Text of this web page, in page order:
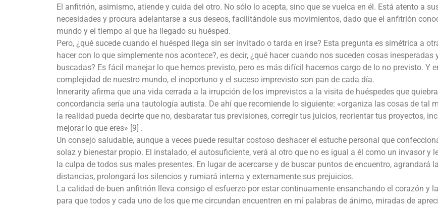
El anfitrión, asimismo, atiende y cuida del otro. No sólo lo acepta, sino que se vuelca en él. Está atento a
necesidades y procura adelantarse a sus deseos, facilitándole sus movimientos, dado que el anfitrión
mundo y el tiempo al que ha llegado su huésped.
Pero, ¿qué sucede cuando el huésped llega sin ser invitado o tarda en irse? Esta pregunta es simétrica a
hacer con lo que simplemente nos acontece?, es decir, ¿qué hacer cuando nos suceden cosas inesperadas
buscadas? Es fácil manejar lo que hemos previsto, pero es más difícil hacernos cargo de lo no previsto. Y
complejidad de nuestro mundo, el inoportuno y el suceso imprevisto son pan de cada día.
Innerarity afirma que una vida cerrada a la irrupción de los imprevistos a la visita de huéspedes que
concordancia sería una tautología autista. De ahí que recomiende lo siguiente: «organiza las cosas de tal
la realidad pueda decirte que no, desbaratar tus previsiones, corregir tus juicios, reorientar tus proyectos,
mejorar lo que eres» [9] .
Un consejo saludable, aunque a veces puede resultar costoso deshacer el estuche personal que
solaz y bienestar propio. El instalado, el autosuficiente, verá al otro que no es igual a él como un invasor y
la culpa de todos sus males presentes. En lugar de acercarse y de buscar puntos de encuentro, agrandará
distancias, prolongará los silencios y rumiará interna y externamente sus prejuicios.
La calidad de buen anfitrión lleva consigo el esfuerzo por estar continuamente ensanchando el corazón y
para que todos y cada uno de los que me circundan encuentren en mí palabras de ánimo, miradas de